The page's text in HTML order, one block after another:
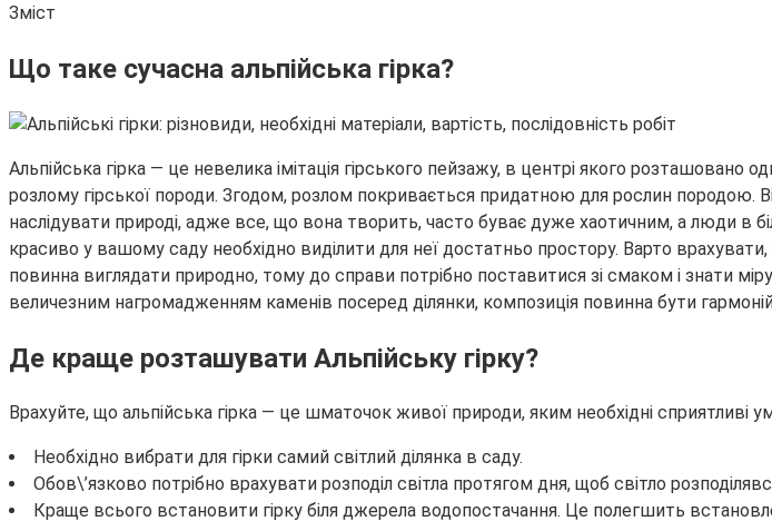
Зміст
Що таке сучасна альпійська гірка?
Альпійська гірка — це невелика імітація гірського пейзажу, в центрі якого розташовано
розлому гірської породи. Згодом, розлом покривається придатною для рослин породою.
наслідувати природі, адже все, що вона творить, часто буває дуже хаотичним, а люди в
красиво у вашому саду необхідно виділити для неї достатньо простору. Варто
повинна виглядати природно, тому до справи потрібно поставитися зі смаком і знати
величезним нагромадженням каменів посеред ділянки, композиція повинна бути
Де краще розташувати Альпійську гірку?
Врахуйте, що альпійська гірка — це шматочок живої природи, яким необхідні сприятливі
Необхідно вибрати для гірки самий світлий ділянка в саду.
Обов\’язково потрібно врахувати розподіл світла протягом дня, щоб світло
Краще всього встановити гірку біля джерела водопостачання. Це полегшить